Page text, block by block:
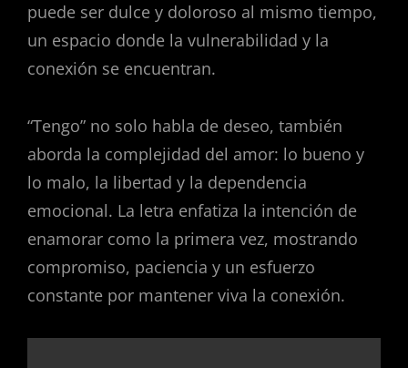
puede ser dulce y doloroso al mismo tiempo,
un espacio donde la vulnerabilidad y la
conexión se encuentran.
“Tengo” no solo habla de deseo, también
aborda la complejidad del amor: lo bueno y
lo malo, la libertad y la dependencia
emocional. La letra enfatiza la intención de
enamorar como la primera vez, mostrando
compromiso, paciencia y un esfuerzo
constante por mantener viva la conexión.